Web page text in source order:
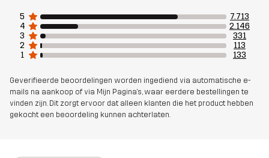
Ontworpen
voor
ALLROUND WANDELEN
5
7.713
4
2.146
3
331
2
113
1
133
Geverifieerde beoordelingen worden ingediend via automatische e-
mails na aankoop of via Mijn Pagina's, waar eerdere bestellingen te
vinden zijn. Dit zorgt ervoor dat alleen klanten die het product hebben
gekocht een beoordeling kunnen achterlaten.